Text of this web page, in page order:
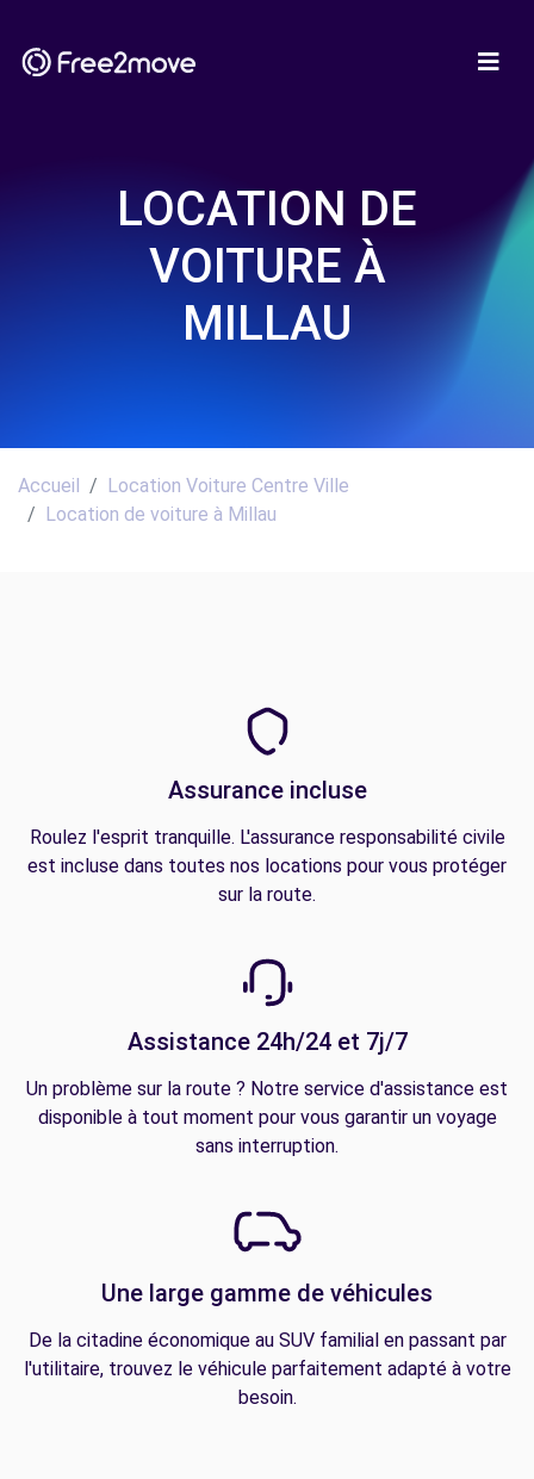
LOCATION DE
VOITURE À
MILLAU
Accueil
Location Voiture Centre Ville
Location de voiture à Millau
Assurance incluse
Roulez l'esprit tranquille. L'assurance responsabilité civile
est incluse dans toutes nos locations pour vous protéger
sur la route.
Assistance 24h/24 et 7j/7
Un problème sur la route ? Notre service d'assistance est
disponible à tout moment pour vous garantir un voyage
sans interruption.
Une large gamme de véhicules
De la citadine économique au SUV familial en passant par
l'utilitaire, trouvez le véhicule parfaitement adapté à votre
besoin.